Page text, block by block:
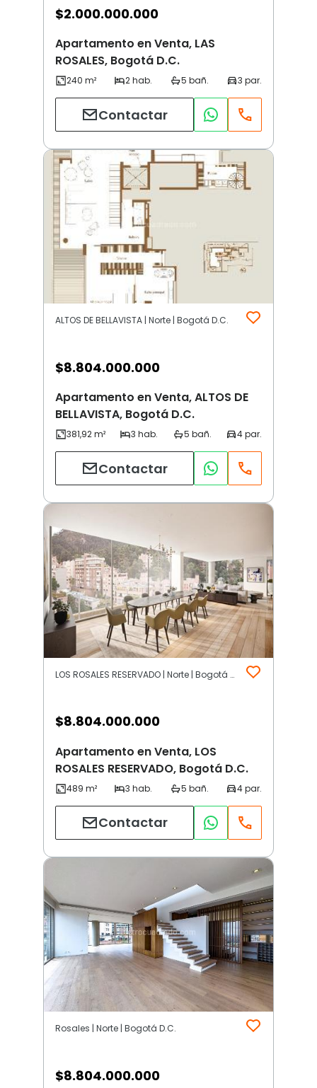
$2.000.000.000
Apartamento en Venta, LAS
ROSALES, Bogotá D.C.
Contactar
ALTOS DE BELLAVISTA | Norte | Bogotá D.C.
$8.804.000.000
Apartamento en Venta, ALTOS DE
BELLAVISTA, Bogotá D.C.
Contactar
LOS ROSALES RESERVADO | Norte | Bogotá D.C.
$8.804.000.000
Apartamento en Venta, LOS
ROSALES RESERVADO, Bogotá D.C.
Contactar
Rosales | Norte | Bogotá D.C.
$8.804.000.000